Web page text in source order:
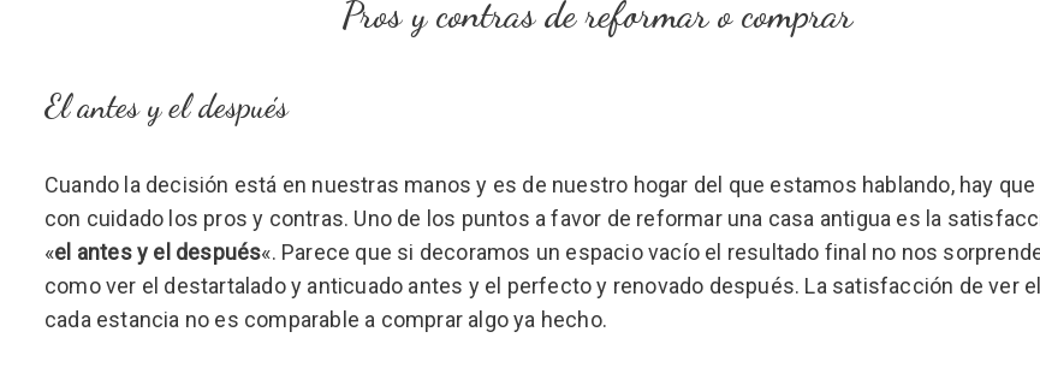
Pros y contras de reformar o comprar
El antes y el después
Cuando la decisión está en nuestras manos y es de nuestro hogar del que estamos hablando, hay
con cuidado los pros y contras. Uno de los puntos a favor de reformar una casa antigua es la
«el antes y el después«. Parece que si decoramos un espacio vacío el resultado final no nos
como ver el destartalado y anticuado antes y el perfecto y renovado después. La satisfacción de ver
cada estancia no es comparable a comprar algo ya hecho.